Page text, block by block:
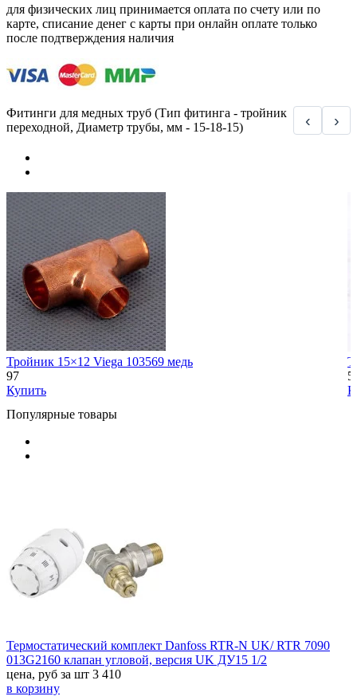
для физических лиц принимается оплата по счету или по
карте, списание денег с карты при онлайн оплате только
после подтверждения наличия
Фитинги для медных труб (Тип фитинга - тройник
переходной, Диаметр трубы, мм - 15-18-15)
‹ ›
Тройник 15×12 Viega 103569 медь
97
Купить
Популярные товары
Термостатический комплект Danfoss RTR-N UK/ RTR 7090
013G2160 клапан угловой, версия UK ДУ15 1/2
цена, руб за шт 3 410
в корзину